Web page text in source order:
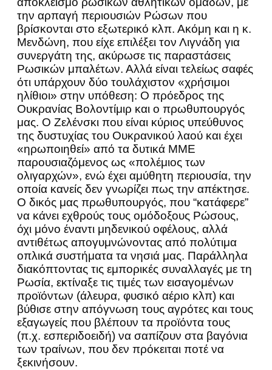
την αρπαγή περιουσιών Ρώσων που
βρίσκονται στο εξωτερικό κλπ. Ακόμη και η κ.
Μενδώνη, που είχε επιλέξει τον Λιγνάδη για
συνεργάτη της, ακύρωσε τις παραστάσεις
Ρωσικών μπαλέτων. Αλλά είναι τελείως σαφές
ότι υπάρχουν δύο τουλάχιστον «χρήσιμοι
ηλίθιοι» στην υπόθεση: Ο πρόεδρος της
Ουκρανίας Βολοντίμιρ και ο πρωθυπουργός
μας. Ο Ζελένσκι που είναι κύριος υπεύθυνος
της δυστυχίας του Ουκρανικού λαού και έχει
«ηρωποιηθεί» από τα δυτικά ΜΜΕ
παρουσιαζόμενος ως «πολέμιος των
ολιγαρχών», ενώ έχει αμύθητη περιουσία, την
οποία κανείς δεν γνωρίζει πως την απέκτησε.
Ο δικός μας πρωθυπουργός, που “κατάφερε”
να κάνει εχθρούς τους ομόδοξους Ρώσους,
όχι μόνο έναντι μηδενικού οφέλους, αλλά
αντιθέτως απογυμνώνοντας από πολύτιμα
οπλικά συστήματα τα νησιά μας. Παράλληλα
διακόπτοντας τις εμπορικές συναλλαγές με τη
Ρωσία, εκτίναξε τις τιμές των εισαγομένων
προϊόντων (άλευρα, φυσικό αέριο κλπ) και
βύθισε στην απόγνωση τους αγρότες και τους
εξαγωγείς που βλέπουν τα προϊόντα τους
(π.χ. εσπεριδοειδή) να σαπίζουν στα βαγόνια
των τραίνων, που δεν πρόκειται ποτέ να
ξεκινήσουν.